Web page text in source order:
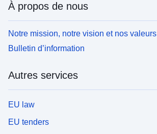
À propos de nous
Notre mission, notre vision et nos valeurs
Bulletin d’information
Autres services
EU law
EU tenders